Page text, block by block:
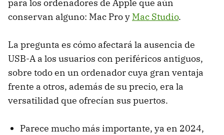
para los ordenadores de Apple que aún
conservan alguno: Mac Pro y Mac Studio.
La pregunta es cómo afectará la ausencia de
USB-A a los usuarios con periféricos antiguos,
sobre todo en un ordenador cuya gran ventaja
frente a otros, además de su precio, era la
versatilidad que ofrecían sus puertos.
Parece mucho más importante, ya en 2024,